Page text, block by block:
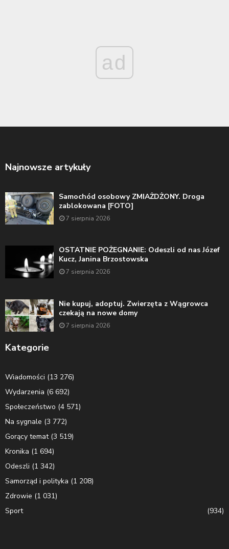
ad
Najnowsze artykuły
Samochód osobowy ZMIAŻDŻONY. Droga
zablokowana [FOTO]
7 sierpnia 2026
OSTATNIE POŻEGNANIE: Odeszli od nas Józef
Kucz, Janina Brzostowska
7 sierpnia 2026
Nie kupuj, adoptuj. Zwierzęta z Wągrowca
czekają na nowe domy
7 sierpnia 2026
Kategorie
Wiadomości (13 276)
Wydarzenia (6 692)
Społeczeństwo (4 571)
Na sygnale (3 772)
Gorący temat(3 519)
Kronika (1 694)
Odeszli (1 342)
Samorząd i polityka (1 208)
Zdrowie (1 031)
Sport
(934)